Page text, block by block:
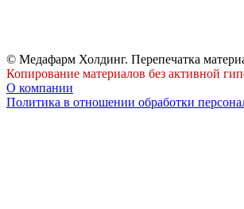
© Медафарм Холдинг. Перепечатка
Копирование материалов без активной
О компании
Политика в отношении обработки